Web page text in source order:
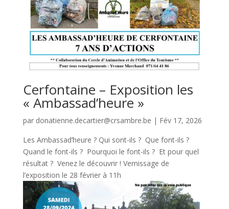
Cerfontaine – Exposition les
« Ambassad’heure »
par donatienne.decartier@crsambre.be | Fév 17, 2026
Les Ambassad’heure ? Qui sont-ils ? Que font-ils ?
Quand le font-ils ? Pourquoi le font-ils ? Et pour quel
résultat ? Venez le découvrir ! Vernissage de
l’exposition le 28 février à 11h